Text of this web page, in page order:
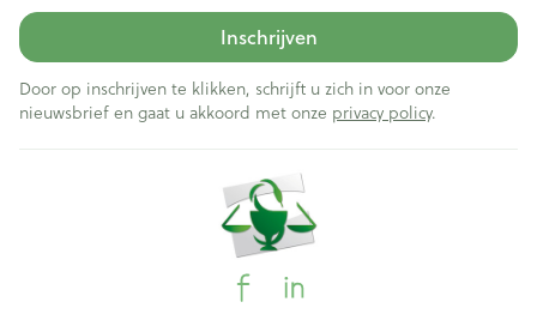
Inschrijven
Door op inschrijven te klikken, schrijft u zich in voor onze
nieuwsbrief en gaat u akkoord met onze privacy policy.